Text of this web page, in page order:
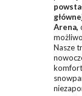
Arena,
Nasze